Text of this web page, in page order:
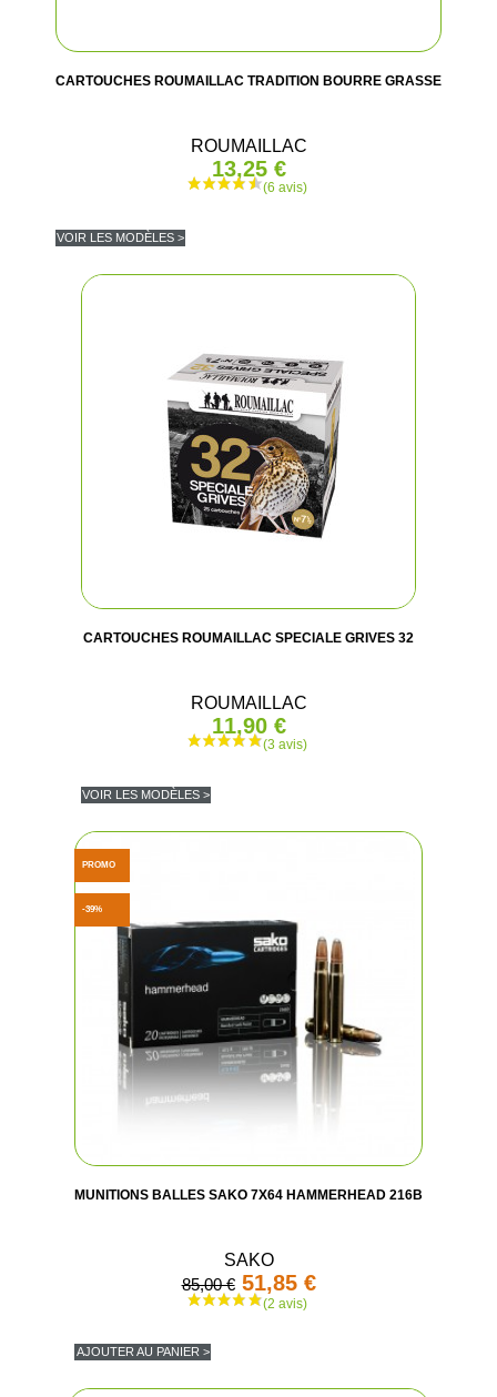
CARTOUCHES ROUMAILLAC TRADITION BOURRE GRASSE
ROUMAILLAC
13,25 €
VOIR LES MODÈLES >
CARTOUCHES ROUMAILLAC SPECIALE GRIVES 32
ROUMAILLAC
11,90 €
VOIR LES MODÈLES >
MUNITIONS BALLES SAKO 7X64 HAMMERHEAD 216B
SAKO
85,00 € 51,85 €
AJOUTER AU PANIER >
PROMO
-39%